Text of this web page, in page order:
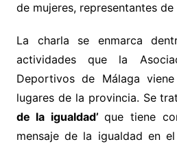
de mujeres, representantes
La charla se enmarca
actividades que la
Deportivos de Málaga
lugares de la provincia. Se
de la igualdad’que tiene
mensaje de la igualdad en